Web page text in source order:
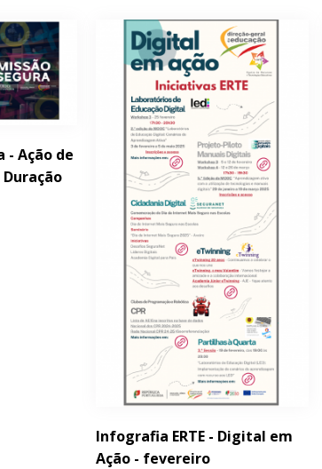
- Ação de
Infografia ERTE - Digital em
Ação - fevereiro